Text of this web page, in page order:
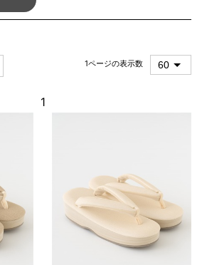
1ページの表示数
1